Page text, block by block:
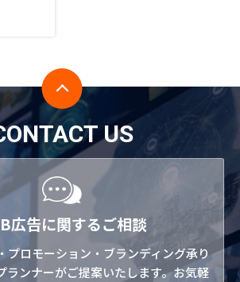
US
広告に関するご相談
プロモーション・ブランディング承り
ランナーがご提案いたします。お気軽